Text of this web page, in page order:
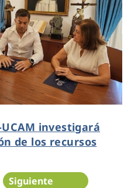
UCAM investigará
de los recursos
Siguiente